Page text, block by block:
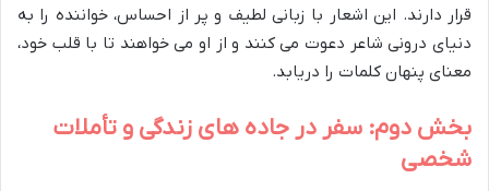
قرار دارند. این اشعار با زبانی لطیف و پر از احساس، خواننده را به
دنیای درونی شاعر دعوت می کنند و از او می خواهند تا با قلب خود،
معنای پنهان کلمات را دریابد.
بخش دوم: سفر در جاده های زندگی و تأملات
شخصی